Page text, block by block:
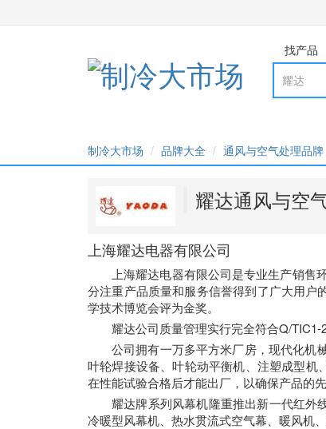
找产品
制冷大市场 品牌大全 通风与空气处理品牌
耀达通风与空
上海耀达电器有限公司
上海耀达电器有限公司是专业生产销
分注重产品质量和服务信誉得到了广大用户
学技术博览会评为金奖。
耀达公司质量管理实行完全符合Q/
公司拥有一万多平方米厂房，现代化机
叶轮焊接设备、叶轮动平衡机、注塑成型机
在性能试验合格后才能出厂，以确保产品的
耀达牌系列风幕机隆重推出新一代红外
冷暖型风幕机、热水贯流式空气幕、暖风机